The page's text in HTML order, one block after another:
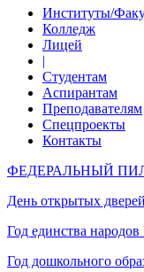
Институты/
Колледж
Лицей
|
Студентам
Аспирантам
Преподавателям
Спецпроекты
Контакты
ФЕДЕРАЛЬНЫЙ
День открытых дверей
Год единства народов
Год дошкольного